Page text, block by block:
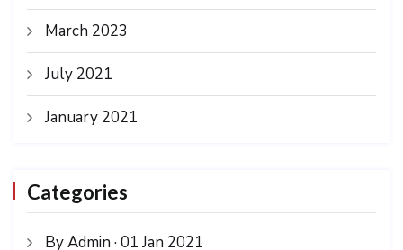
March 2023
July 2021
January 2021
Categories
By Admin · 01 Jan 2021